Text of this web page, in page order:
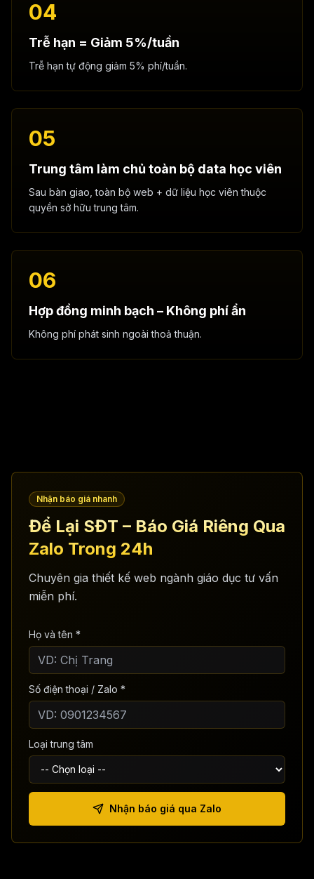
04
Trễ hạn = Giảm 5%/tuần
Trễ hạn tự động giảm 5% phí/tuần.
05
Trung tâm làm chủ toàn bộ data học viên
Sau bàn giao, toàn bộ web + dữ liệu học viên thuộc
quyền sở hữu trung tâm.
06
Hợp đồng minh bạch – Không phí ẩn
Không phí phát sinh ngoài thoả thuận.
Nhận báo giá nhanh
Để Lại SĐT – Báo Giá Riêng Qua
Zalo Trong 24h
Chuyên gia thiết kế web ngành giáo dục tư vấn
miễn phí.
Họ và tên *
Số điện thoại / Zalo *
Loại trung tâm
Nhận báo giá qua Zalo